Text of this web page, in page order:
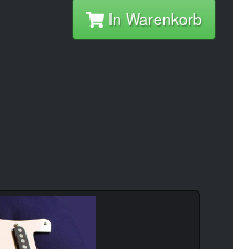
In Warenkorb